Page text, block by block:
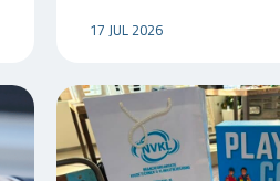
17 JUL 2026